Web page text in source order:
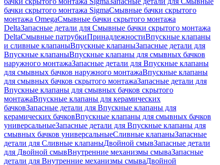
бачки скрытого монтажа SigmaСмывные бачки скрытого
монтажа OmegaСмывные бачки скрытого монтажа
DeltaЗапасные детали для Смывные бачки скрытого монтажа
DeltaСмывные патрубкиПринадлежностиВпускные клапаны
и сливные клапаныВпускные клапаныЗапасные детали для
Впускные клапаныВпускные клапаны для смывных бачков
наружного монтажаЗапасные детали для Впускные клапаны
для смывных бачков наружного монтажаВпускные клапаны
для смывных бачков скрытого монтажаЗапасные детали для
Впускные клапаны для смывных бачков скрытого
монтажаВпускные клапаны для керамических
бачковЗапасные детали для Впускные клапаны для
керамических бачковВпускные клапаны для смывных бачков
универсальныеЗапасные детали для Впускные клапаны для
смывных бачков универсальныеСливные клапаныЗапасные
детали для Сливные клапаныДвойной смывЗапасные детали
для Двойной смывВнутренние механизмы смываЗапасные
детали для Внутренние механизмы смываДвойной